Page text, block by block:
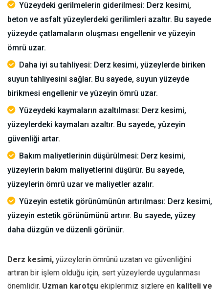
Yüzeydeki gerilmelerin giderilmesi: Derz kesimi,
beton ve asfalt yüzeylerdeki gerilimleri azaltır. Bu sayede
yüzeyde çatlamaların oluşması engellenir ve yüzeyin
ömrü uzar.
Daha iyi su tahliyesi: Derz kesimi, yüzeylerde biriken
suyun tahliyesini sağlar. Bu sayede, suyun yüzeyde
birikmesi engellenir ve yüzeyin ömrü uzar.
Yüzeydeki kaymaların azaltılması: Derz kesimi,
yüzeylerdeki kaymaları azaltır. Bu sayede, yüzeyin
güvenliği artar.
Bakım maliyetlerinin düşürülmesi: Derz kesimi,
yüzeylerin bakım maliyetlerini düşürür. Bu sayede,
yüzeylerin ömrü uzar ve maliyetler azalır.
Yüzeyin estetik görünümünün artırılması: Derz kesimi,
yüzeyin estetik görünümünü artırır. Bu sayede, yüzey
daha düzgün ve düzenli görünür.
Derz kesimi, yüzeylerin ömrünü uzatan ve güvenliğini
artıran bir işlem olduğu için, sert yüzeylerde uygulanması
önemlidir. Uzman karotçu ekiplerimiz sizlere en kaliteli ve